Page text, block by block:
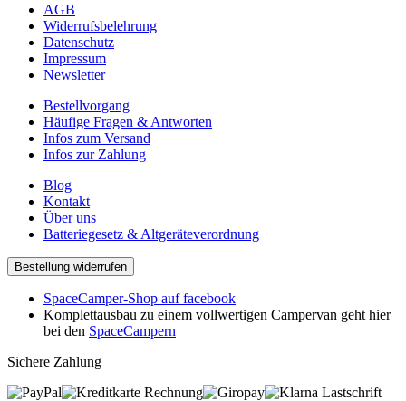
AGB
Widerrufsbelehrung
Datenschutz
Impressum
Newsletter
Bestellvorgang
Häufige Fragen & Antworten
Infos zum Versand
Infos zur Zahlung
Blog
Kontakt
Über uns
Batteriegesetz & Altgeräteverordnung
Bestellung widerrufen
SpaceCamper-Shop auf facebook
Komplettausbau zu einem vollwertigen Campervan geht hier
bei den SpaceCampern
Sichere Zahlung
Rechnung
Lastschrift